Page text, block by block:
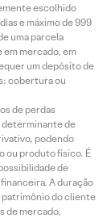
escolhido
e máximo de 999
uma parcela
mercado, em
um depósito de
cobertura ou
de perdas
determinante de
podendo
ou produto físico. É
de
A duração
patrimônio do cliente
de mercado,